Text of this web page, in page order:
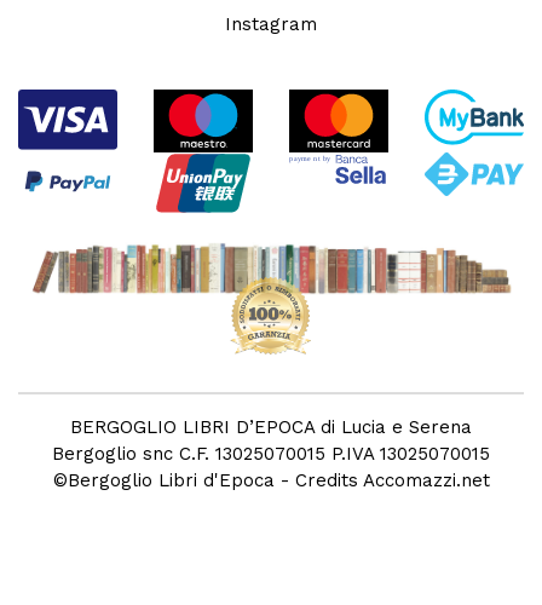
Instagram
BERGOGLIO LIBRI D’EPOCA di Lucia e Serena
Bergoglio snc C.F. 13025070015 P.IVA 13025070015
©Bergoglio Libri d'Epoca - Credits Accomazzi.net